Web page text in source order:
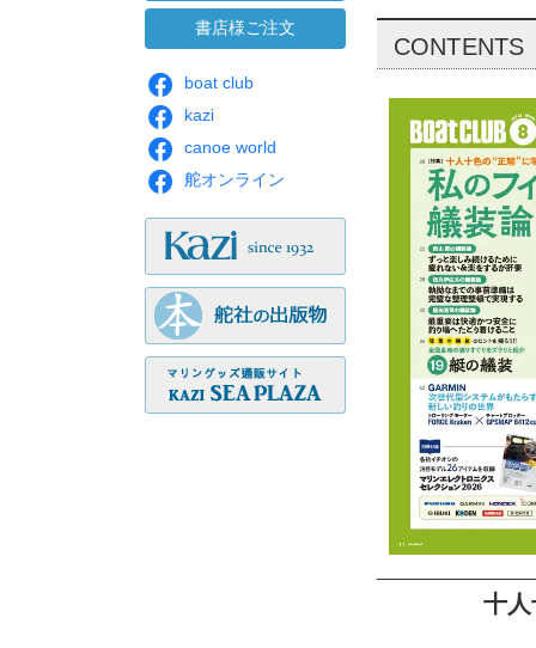
書店様ご注文
boat club
kazi
canoe world
舵オンライン
CONTENTS
十